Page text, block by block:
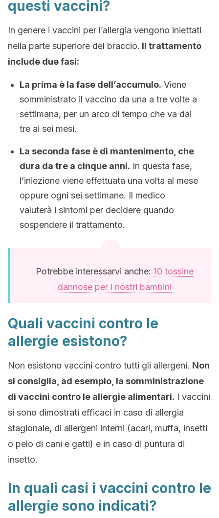
questi vaccini?
In genere i vaccini per l’allergia vengono iniettati
nella parte superiore del braccio. Il trattamento
include due fasi:
La prima è la fase dell’accumulo. Viene
somministrato il vaccino da una a tre volte a
settimana, per un arco di tempo che va dai
tre ai sei mesi.
La seconda fase è di mantenimento, che
dura da tre a cinque anni. In questa fase,
l’iniezione viene effettuata una volta al mese
oppure ogni sei settimane. Il medico
valuterà i sintomi per decidere quando
sospendere il trattamento.
Potrebbe interessarvi anche: 10 tossine
dannose per i nostri bambini
Quali vaccini contro le
allergie esistono?
Non esistono vaccini contro tutti gli allergeni. Non
si consiglia, ad esempio, la somministrazione
di vaccini contro le allergie alimentari. I vaccini
si sono dimostrati efficaci in caso di allergia
stagionale, di allergeni interni (acari, muffa, insetti
o pelo di cani e gatti) e in caso di puntura di
insetto.
In quali casi i vaccini contro le
allergie sono indicati?